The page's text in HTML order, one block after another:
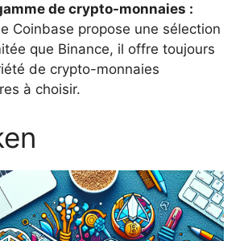
de crypto-monnaies :
Coinbase propose une sélection
que Binance, il offre toujours
de crypto-monnaies
à choisir.